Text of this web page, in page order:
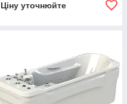
Ціну уточнюйте